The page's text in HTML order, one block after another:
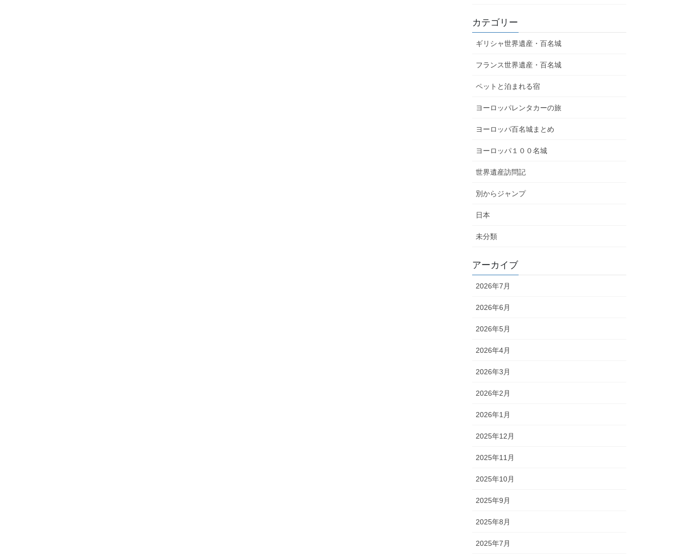
カテゴリー
ギリシャ世界遺産・百名城
フランス世界遺産・百名城
ペットと泊まれる宿
ヨーロッパレンタカーの旅
ヨーロッパ百名城まとめ
ヨーロッパ１００名城
世界遺産訪問記
別からジャンプ
日本
未分類
アーカイブ
2026年7月
2026年6月
2026年5月
2026年4月
2026年3月
2026年2月
2026年1月
2025年12月
2025年11月
2025年10月
2025年9月
2025年8月
2025年7月